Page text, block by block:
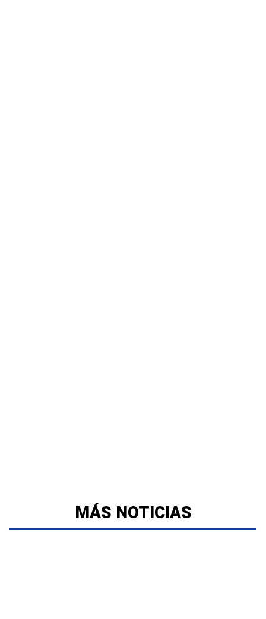
MÁS NOTICIAS